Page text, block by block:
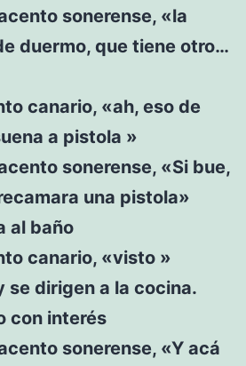
sonerense, «la
duermo, que tiene otro…
canario, «ah, eso de
a pistola »
sonerense, «Si bue,
una pistola»
al baño
canario, «visto »
se dirigen a la cocina.
con interés
sonerense, «Y acá